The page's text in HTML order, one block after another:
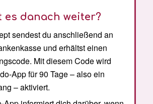
es danach weiter?
sendest du anschließend an
und erhältst einen
Mit diesem Code wird
App für 90 Tage – also ein
– aktiviert.